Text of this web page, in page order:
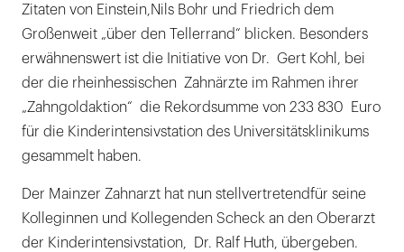
Zitaten von Einstein,Nils Bohr und Friedrich dem
Großenweit „über den Tellerrand“ blicken. Besonders
erwähnenswert ist die Initiative von Dr. Gert Kohl, bei
der die rheinhessischen Zahnärzte im Rahmen ihrer
„Zahngoldaktion“ die Rekordsumme von 233 830 Euro
für die Kinderintensivstation des Universitätsklinikums
gesammelt haben.
Der Mainzer Zahnarzt hat nun stellvertretendfür seine
Kolleginnen und Kollegenden Scheck an den Oberarzt
der Kinderintensivstation, Dr. Ralf Huth, übergeben.